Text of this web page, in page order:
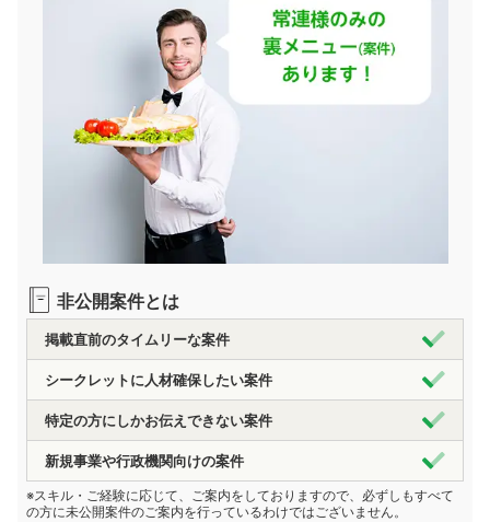
非公開案件とは
掲載直前のタイムリーな案件
シークレットに人材確保したい案件
特定の方にしかお伝えできない案件
新規事業や行政機関向けの案件
※スキル・ご経験に応じて、ご案内をしておりますので、必ずしもすべて
の方に未公開案件のご案内を行っているわけではございません。